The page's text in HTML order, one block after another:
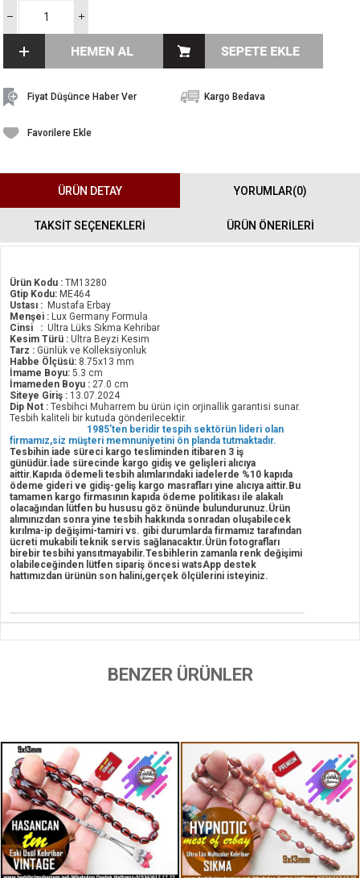
Fiyat Düşünce Haber Ver Kargo Bedava
Favorilere Ekle
ÜRÜN DETAY YORUMLAR(0)
TAKSİT SEÇENEKLERİ ÜRÜN ÖNERILERI
Ürün Kodu : TM13280
Gtip Kodu: ME464
Ustası : Mustafa Erbay
Menşei : Lux Germany Formula
Cinsi : Ultra Lüks Sıkma Kehribar
Kesim Türü : Ultra Beyzi Kesim
Tarz : Günlük ve Kolleksiyonluk
Habbe Ölçüsü: 8.75x13 mm
İmame Boyu: 5.3 cm
İmameden Boyu : 27.0 cm
Siteye Giriş : 13.07.2024
Dip Not : Tesbihci Muharrem bu ürün için orjinallik garantisi sunar.
Tesbih kaliteli bir kutuda gönderilecektir.
1985'ten beridir tespih sektörün lideri olan
firmamız,siz müşteri memnuniyetini ön planda tutmaktadır.
Tesbihin iade süreci kargo tesliminden itibaren 3 iş
günüdür.İade sürecinde kargo gidiş ve gelişleri alıcıya
aittir.Kapıda ödemeli tesbih alımlarındaki iadelerde %10 kapıda
ödeme gideri ve gidiş-geliş kargo masrafları yine alıcıya aittir.Bu
tamamen kargo firmasının kapıda ödeme politikası ile alakalı
olacağından lütfen bu hususu göz önünde bulundurunuz.Ürün
alımınızdan sonra yine tesbih hakkında sonradan oluşabilecek
kırılma-ip değişimi-tamiri vs. gibi durumlarda firmamız tarafından
ücreti mukabili teknik servis sağlanacaktır.Ürün fotografları
birebir tesbihi yansıtmayabilir.Tesbihlerin zamanla renk değişimi
olabileceğinden lütfen sipariş öncesi watsApp destek
hattımızdan ürünün son halini,gerçek ölçülerini isteyiniz.
BENZER ÜRÜNLER